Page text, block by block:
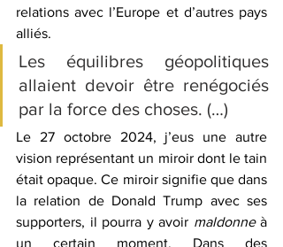
relations avec l’Europe et d’autres pays
alliés.
Les équilibres géopolitiques
allaient devoir être renégociés
par la force des choses. (…)
Le 27 octobre 2024, j’eus une autre
vision représentant un miroir dont le tain
était opaque. Ce miroir signifie que dans
la relation de Donald Trump avec ses
supporters, il pourra y avoir maldonne à
un certain moment. Dans des